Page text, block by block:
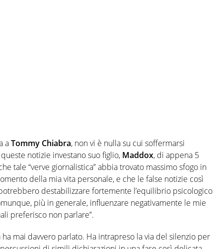
aTommy Chiabra, non vi è nulla su cui soffermarsi
notizie investano suo figlio, Maddox, di appena 5
tale “verve giornalistica” abbia trovato massimo sfogo in
della mia vita personale, e che le false notizie così
destabilizzare fortemente l’equilibrio psicologico
più in generale, influenzare negativamente le mie
preferisco non parlare”.
ha mai davvero parlato. Ha intrapreso la via del silenzio per